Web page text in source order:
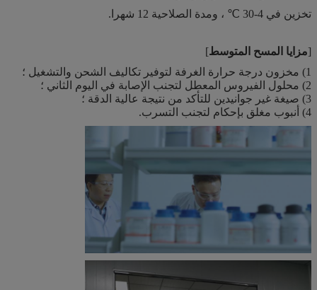
تخزين في 4-30 ℃ ، ومدة الصلاحية 12 شهرا.
[مزايا المسح المتوسط]
1) مخزون درجة حرارة الغرفة لتوفير تكاليف الشحن والتشغيل ؛
2) محلول الفيروس المعطل لتجنب الإصابة في اليوم الثاني ؛
3) صيغة غير جوانيدين للتأكد من نتيجة عالية الدقة ؛
4) أنبوب مغلق بإحكام لتجنب التسرب.